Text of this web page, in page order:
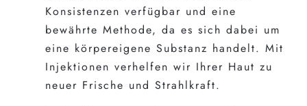
Konsistenzen verfügbar und eine
bewährte Methode, da es sich dabei um
eine körpereigene Substanz handelt. Mit
Injektionen verhelfen wir Ihrer Haut zu
neuer Frische und Strahlkraft.